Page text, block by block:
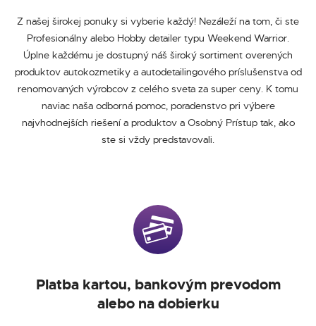
Z našej širokej ponuky si vyberie každý! Nezáleží na tom, či ste
Profesionálny alebo Hobby detailer typu Weekend Warrior.
Úplne každému je dostupný náš široký sortiment overených
produktov autokozmetiky a autodetailingového príslušenstva od
renomovaných výrobcov z celého sveta za super ceny. K tomu
naviac naša odborná pomoc, poradenstvo pri výbere
najvhodnejších riešení a produktov a Osobný Prístup tak, ako
ste si vždy predstavovali.
Platba kartou, bankovým prevodom
alebo na dobierku